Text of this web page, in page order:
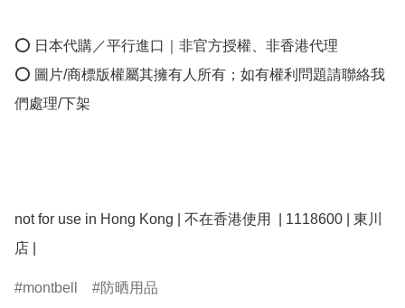
⭕ 日本代購／平行進口｜非官方授權、非香港代理
⭕ 圖片/商標版權屬其擁有人所有；如有權利問題請聯絡我
們處理/下架
not for use in Hong Kong | 不在香港使用  | 1118600 | 東川
店 |
montbell 防晒用品